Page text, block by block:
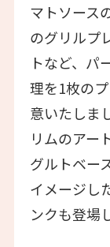
マトソース
のグリルプ
トなど、パ
理を1枚の
意いたしま
リムのアー
グルトベー
イメージし
ンクも登場